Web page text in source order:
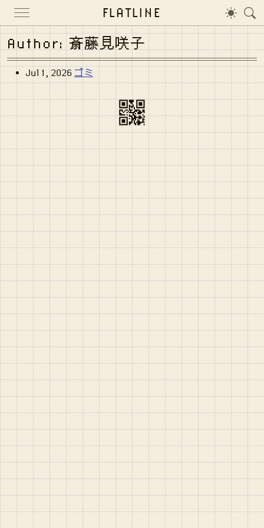
FLATLINE
Author: 斎藤見咲子
Jul 1, 2026 ゴミ